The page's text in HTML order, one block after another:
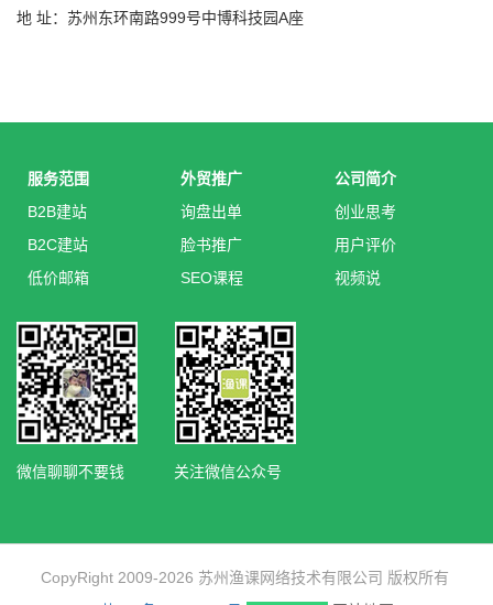
地 址：苏州东环南路999号中博科技园A座
服务范围
B2B建站
B2C建站
低价邮箱
外贸推广
询盘出单
脸书推广
SEO课程
公司简介
创业思考
用户评价
视频说
微信聊聊不要钱 关注微信公众号
CopyRight 2009-2026 苏州渔课网络技术有限公司 版权所有